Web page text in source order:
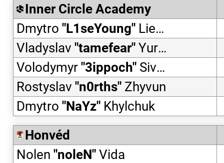
Inner Circle Academy
Dmytro "L1seYoung" Liebidynskii
Vladyslav "tamefear" Yurchenko
Volodymyr "3ippoch" Sivak
Rostyslav "n0rths" Zhyvun
Dmytro "NaYz" Khylchuk
Honvéd
Nolen "noleN" Vida